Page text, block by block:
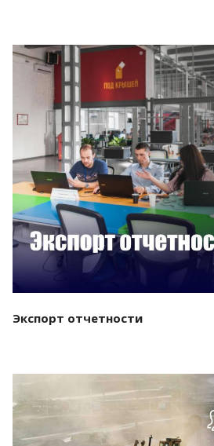
Смотреть проект
Экспорт отчетности